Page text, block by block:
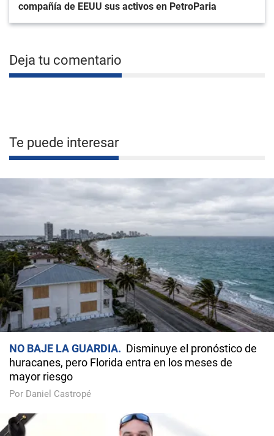
compañía de EEUU sus activos en PetroParia
Deja tu comentario
Te puede interesar
NO BAJE LA GUARDIA
Disminuye el pronóstico de
huracanes, pero Florida entra en los meses de
mayor riesgo
Por Daniel Castropé